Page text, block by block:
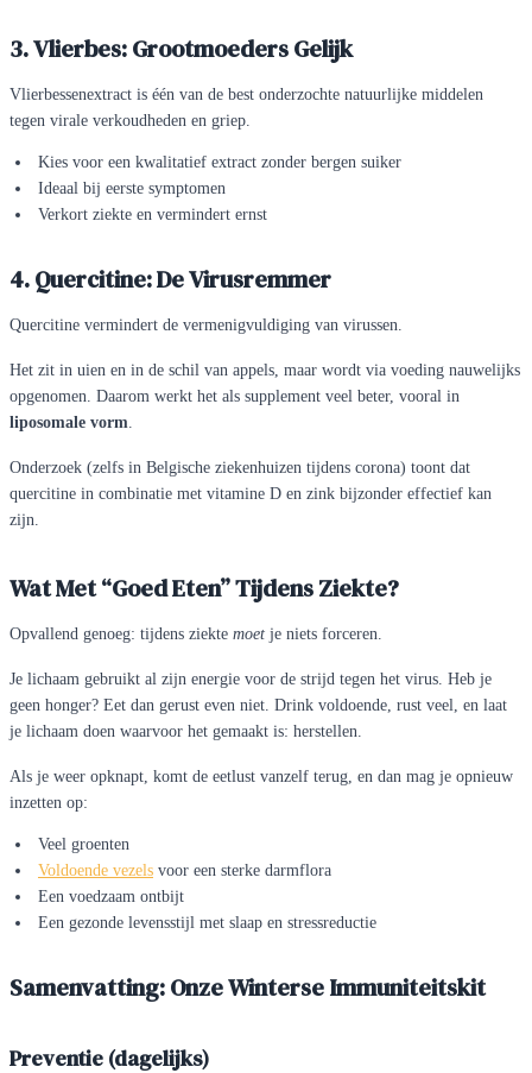
3. Vlierbes: Grootmoeders Gelijk
Vlierbessenextract is één van de best onderzochte natuurlijke middelen
tegen virale verkoudheden en griep.
Kies voor een kwalitatief extract zonder bergen suiker
Ideaal bij eerste symptomen
Verkort ziekte en vermindert ernst
4. Quercitine: De Virusremmer
Quercitine vermindert de vermenigvuldiging van virussen.
Het zit in uien en in de schil van appels, maar wordt via voeding nauwelijks
opgenomen. Daarom werkt het als supplement veel beter, vooral in
liposomale vorm
Onderzoek (zelfs in Belgische ziekenhuizen tijdens corona) toont dat
quercitine in combinatie met vitamine D en zink bijzonder effectief kan
zijn.
Wat Met “Goed Eten” Tijdens Ziekte?
Opvallend genoeg: tijdens ziekte moet je niets forceren.
Je lichaam gebruikt al zijn energie voor de strijd tegen het virus. Heb je
geen honger? Eet dan gerust even niet. Drink voldoende, rust veel, en laat
je lichaam doen waarvoor het gemaakt is: herstellen.
Als je weer opknapt, komt de eetlust vanzelf terug, en dan mag je opnieuw
inzetten op:
Veel groenten
Voldoende vezels voor een sterke darmflora
Een voedzaam ontbijt
Een gezonde levensstijl met slaap en stressreductie
Samenvatting: Onze Winterse Immuniteitskit
Preventie (dagelijks)